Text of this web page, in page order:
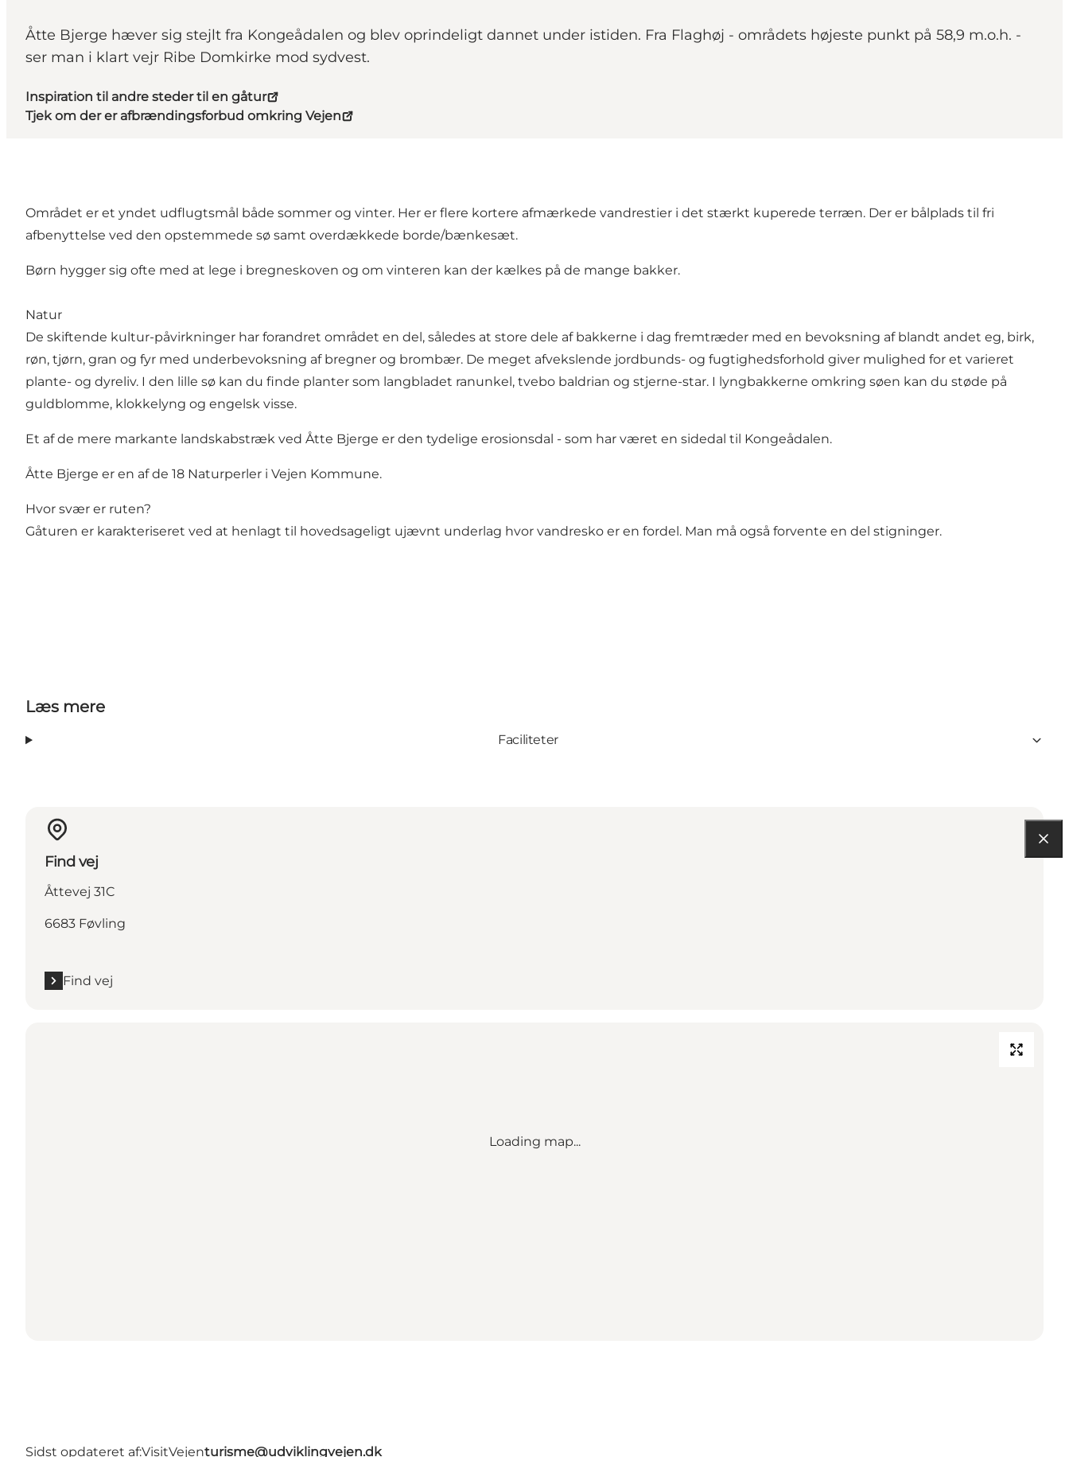
Åtte Bjerge hæver sig stejlt fra Kongeådalen og blev oprindeligt dannet under istiden. Fra Flaghøj - områdets højeste punkt på 58,9 m.o.h. -
ser man i klart vejr Ribe Domkirke mod sydvest.
Inspiration til andre steder til en gåtur
Tjek om der er afbrændingsforbud omkring Vejen
Området er et yndet udflugtsmål både sommer og vinter. Her er flere kortere afmærkede vandrestier i det stærkt kuperede terræn. Der er bålplads til fri
afbenyttelse ved den opstemmede sø samt overdækkede borde/bænkesæt.
Børn hygger sig ofte med at lege i bregneskoven og om vinteren kan der kælkes på de mange bakker.
Natur
De skiftende kultur-påvirkninger har forandret området en del, således at store dele af bakkerne i dag fremtræder med en bevoksning af blandt andet eg, birk,
røn, tjørn, gran og fyr med underbevoksning af bregner og brombær. De meget afvekslende jordbunds- og fugtighedsforhold giver mulighed for et varieret
plante- og dyreliv. I den lille sø kan du finde planter som langbladet ranunkel, tvebo baldrian og stjerne-star. I lyngbakkerne omkring søen kan du støde på
guldblomme, klokkelyng og engelsk visse.
Et af de mere markante landskabstræk ved Åtte Bjerge er den tydelige erosionsdal - som har været en sidedal til Kongeådalen.
Åtte Bjerge er en af de 18 Naturperler i Vejen Kommune.
Hvor svær er ruten?
Gåturen er karakteriseret ved at henlagt til hovedsageligt ujævnt underlag hvor vandresko er en fordel. Man må også forvente en del stigninger.
Læs mere
Faciliteter
Find vej
Åttevej 31C
6683 Føvling
Find vej
Loading map...
Sidst opdateret af:VisitVejenturisme@udviklingvejen.dk